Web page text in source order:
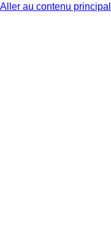
Aller au contenu principal